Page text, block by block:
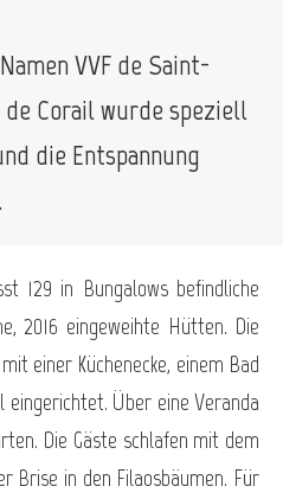
VVF de Saint-
Corail wurde speziell
die Entspannung
129 in Bungalows befindliche
2016 eingeweihte Hütten. Die
einer Küchenecke, einem Bad
eingerichtet. Über eine Veranda
Die Gäste schlafen mit dem
Brise in den Filaosbäumen. Für